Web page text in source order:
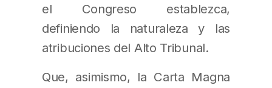
el Congreso establezca,
definiendo la naturaleza y las
atribuciones del Alto Tribunal.
Que, asimismo, la Carta Magna